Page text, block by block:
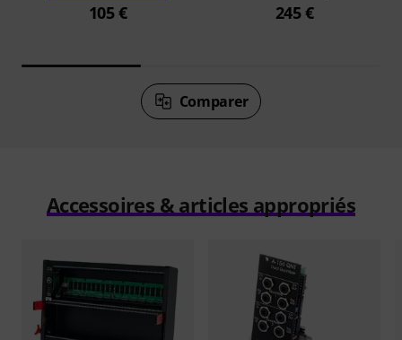
105 € 245 €
Comparer
Accessoires & articles appropriés